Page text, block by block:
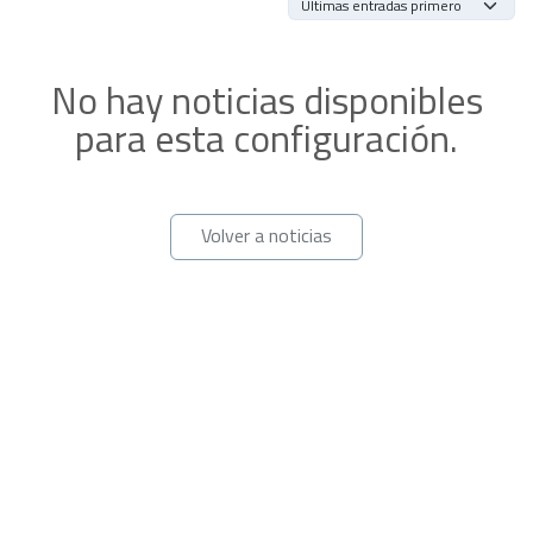
No hay noticias disponibles
para esta configuración.
Volver a noticias